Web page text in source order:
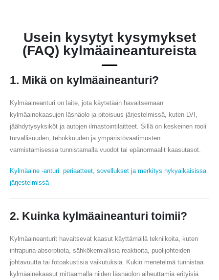
Usein kysytyt kysymykset
(FAQ) kylmäaineantureista
1. Mikä on kylmäaineanturi?
Kylmäaineanturi on laite, jota käytetään havaitsemaan
kylmäainekaasujen läsnäolo ja pitoisuus järjestelmissä, kuten LVI,
jäähdytysyksiköt ja autojen ilmastointilaitteet. Sillä on keskeinen rooli
turvallisuuden, tehokkuuden ja ympäristövaatimusten
varmistamisessa tunnistamalla vuodot tai epänormaalit kaasutasot.
Kylmäaine -anturi: periaatteet, sovellukset ja merkitys nykyaikaisissa
järjestelmissä
2. Kuinka kylmäaineanturi toimii?
Kylmäaineanturit havaitsevat kaasut käyttämällä tekniikoita, kuten
infrapuna-absorptiota, sähkökemiallisia reaktioita, puolijohteiden
johtavuutta tai fotoakustisia vaikutuksia. Kukin menetelmä tunnistaa
kylmäainekaasut mittaamalla niiden läsnäolon aiheuttamia erityisiä